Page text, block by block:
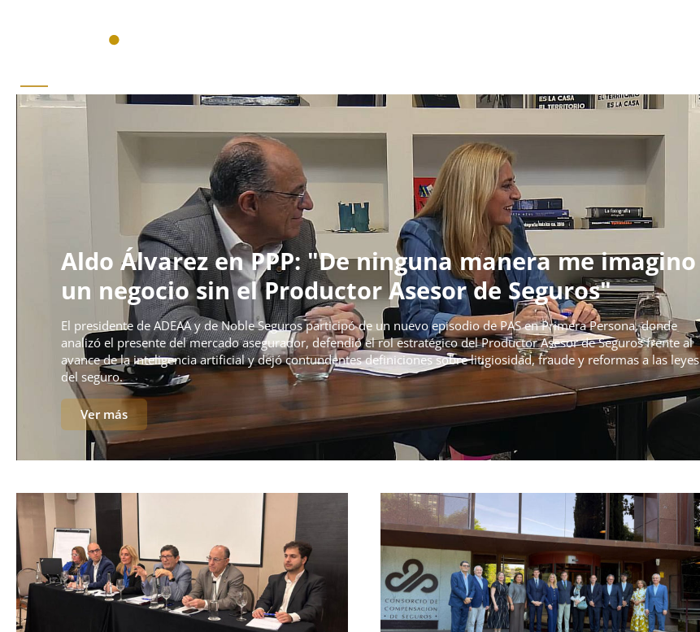
Aldo Álvarez en PPP: "De ninguna manera me imagino
un negocio sin el Productor Asesor de Seguros"
El presidente de ADEAA y de Noble Seguros participó de un nuevo episodio de PAS en Primera Persona, donde
analizó el presente del mercado asegurador, defendió el rol estratégico del Productor Asesor de Seguros frente al
avance de la inteligencia artificial y dejó contundentes definiciones sobre litigiosidad, fraude y reformas a las leyes
del seguro.
Ver más